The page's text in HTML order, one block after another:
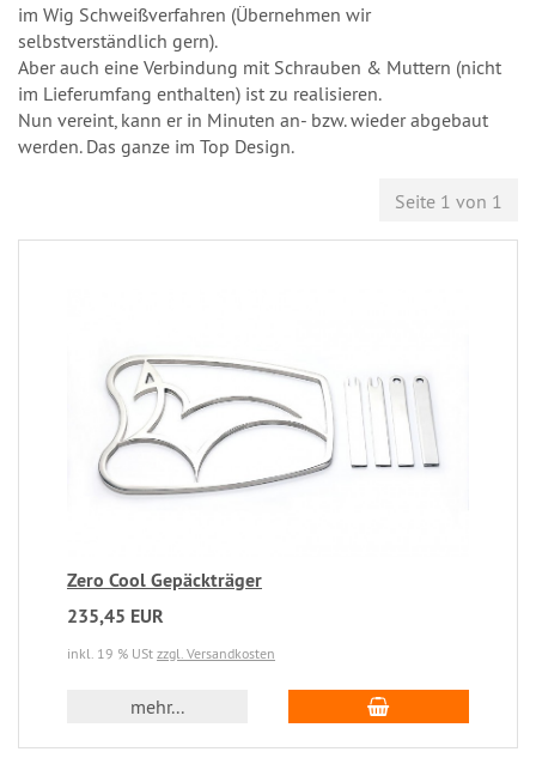
im Wig Schweißverfahren (Übernehmen wir
selbstverständlich gern).
Aber auch eine Verbindung mit Schrauben & Muttern (nicht
im Lieferumfang enthalten) ist zu realisieren.
Nun vereint, kann er in Minuten an- bzw. wieder abgebaut
werden. Das ganze im Top Design.
Seite 1 von 1
Zero Cool Gepäckträger
235,45 EUR
inkl. 19 % USt zzgl. Versandkosten
mehr...